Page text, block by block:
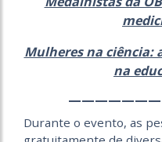
Mulheres na ciência:
na
Durante o evento, as